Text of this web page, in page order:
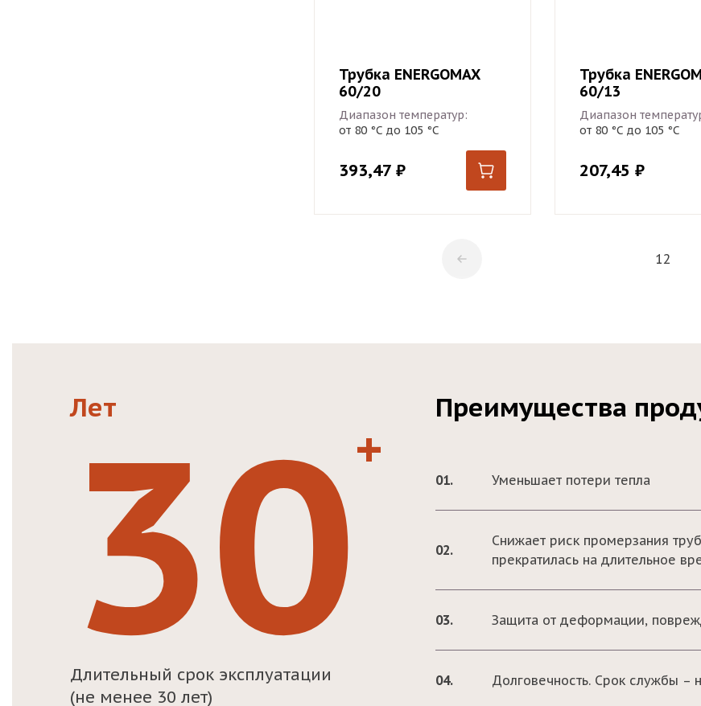
Трубка ENERGOMAX
60/20
Диапазон температур:
от 80 °С до 105 °С
393,47₽
Трубка
60/13
Диапазон
от 80 °С до 105 °С
207,45 ₽
12
Лет
30+
Длительный срок эксплуатации
(не менее 30 лет)
Преимущества
01. Уменьшает потери тепла
02.
Снижает риск промерзания
прекратилась на длительное
03. Защита от деформации,
04. Долговечность. Срок службы –